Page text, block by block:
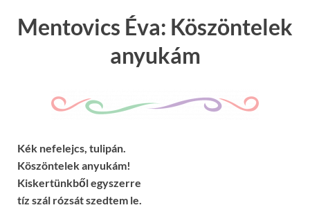
Mentovics Éva: Köszöntelek
anyukám
Kék nefelejcs, tulipán.
Köszöntelek anyukám!
Kiskertünkből egyszerre
tíz szál rózsát szedtem le.